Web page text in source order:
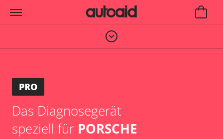
PRO
Das Diagnosegerät
speziell für PORSCHE